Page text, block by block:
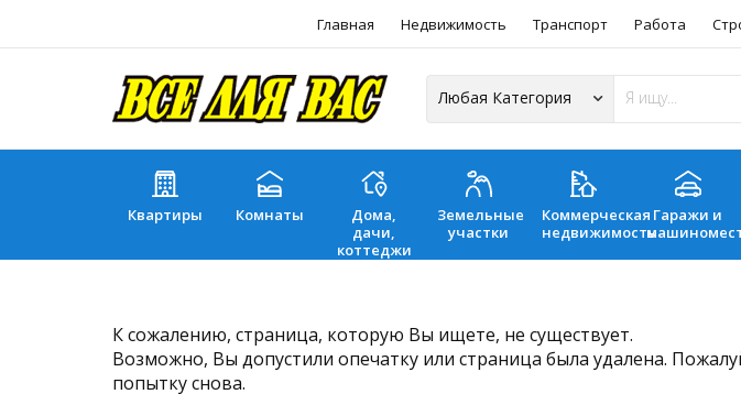
Главная Недвижимость Транспорт Работа
Квартиры Комнаты
Дома,
дачи,
коттеджи
Земельные
участки
Коммерческая
недвижимость
Гаражи и
К сожалению, страница, которую Вы ищете, не существует.
Возможно, Вы допустили опечатку или страница была удалена.
попытку снова.